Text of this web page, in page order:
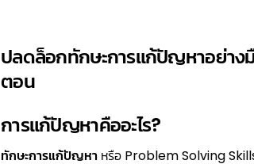
ปลดล็อกทักษะการแก้ปัญหาอย่า
ตอน
การแก้ปัญหาคืออะไร?
ทักษะการแก้ปัญหา หรือ Problem Solving